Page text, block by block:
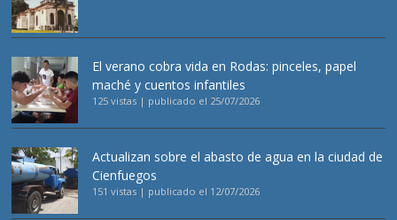
El verano cobra vida en Rodas: pinceles, papel
maché y cuentos infantiles
125 vistas | publicado el 25/07/2026
Actualizan sobre el abasto de agua en la ciudad de
Cienfuegos
151 vistas | publicado el 12/07/2026